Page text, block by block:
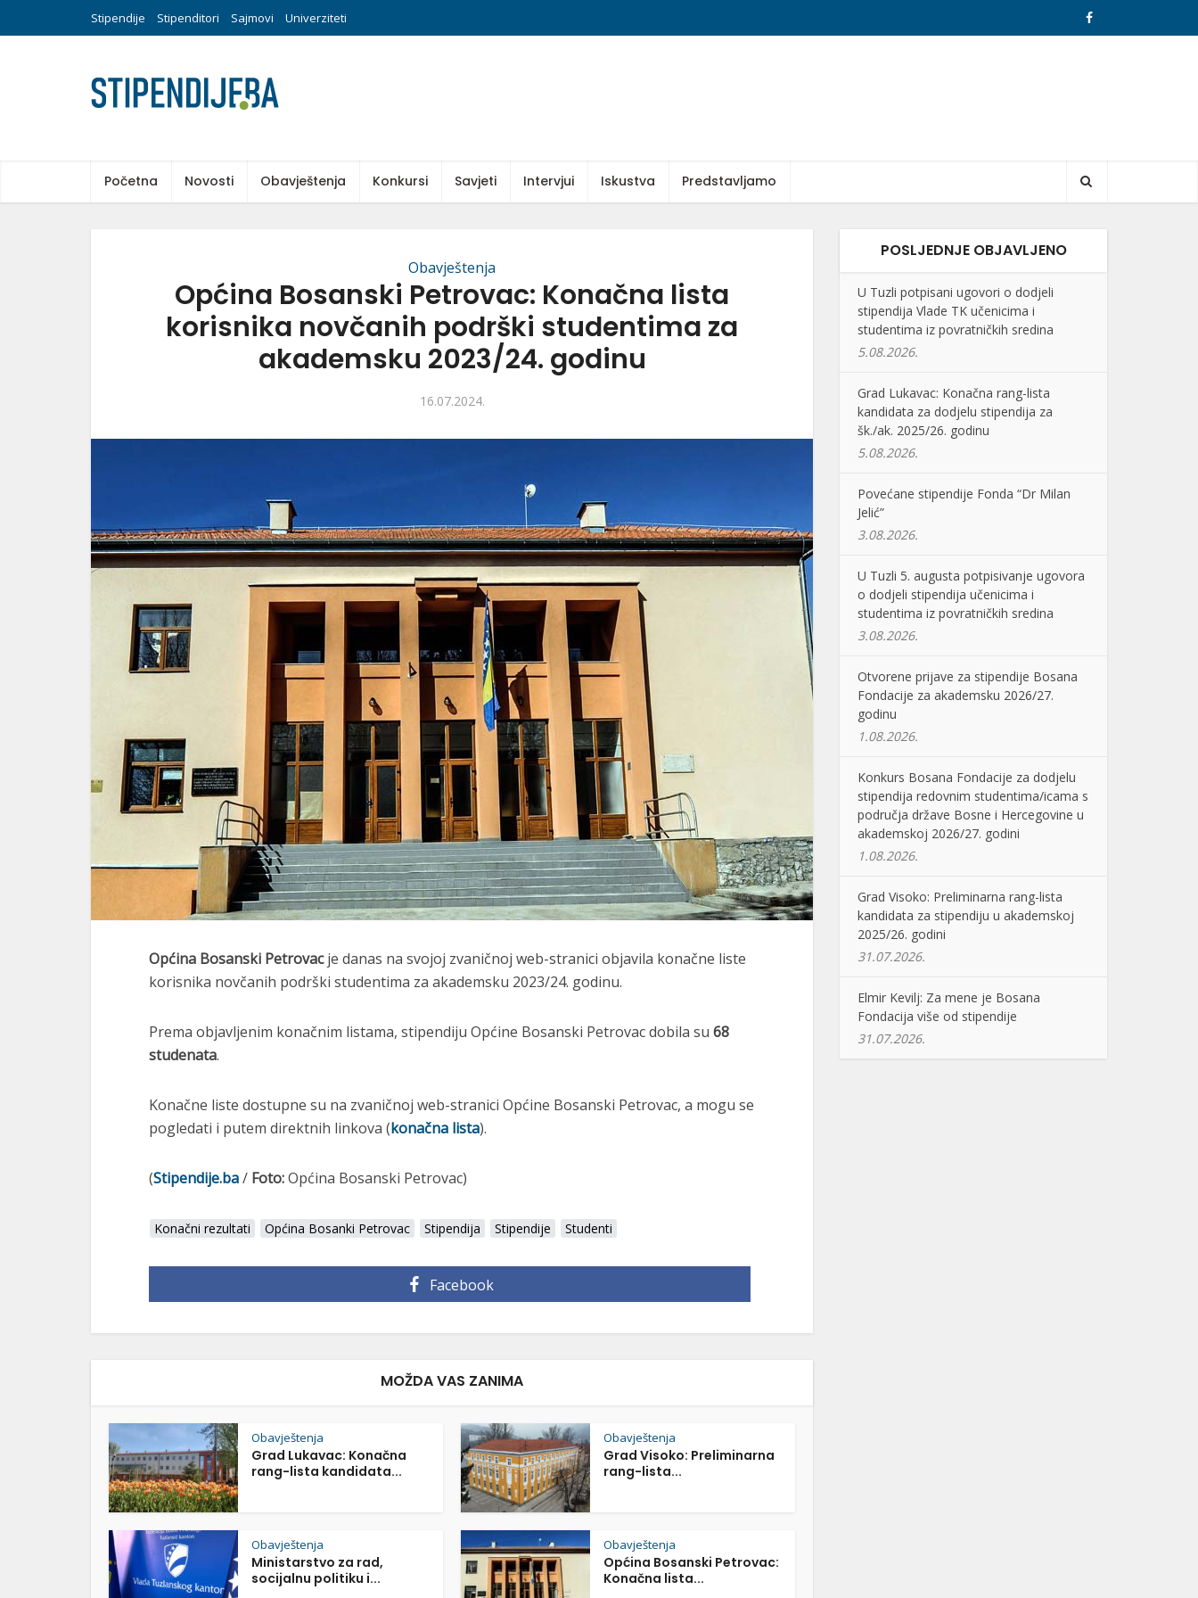
Stipendije Stipenditori Sajmovi Univerziteti
Početna Novosti Obavještenja Konkursi Savjeti Intervjui Iskustva Predstavljamo
Obavještenja
Općina Bosanski Petrovac: Konačna lista
korisnika novčanih podrški studentima za
akademsku 2023/24. godinu
16.07.2024.
Općina Bosanski Petrovacje danas na svojoj zvaničnoj web-stranici objavila konačne liste
korisnika novčanih podrški studentima za akademsku 2023/24. godinu.
Prema objavljenim konačnim listama, stipendiju Općine Bosanski Petrovac dobila su 68
studenata.
Konačne liste dostupne su na zvaničnoj web-stranici Općine Bosanski Petrovac, a mogu se
pogledati i putem direktnih linkova (konačna lista).
(Stipendije.ba/ Foto:Općina Bosanski Petrovac)
Konačni rezultati Općina Bosanki Petrovac Stipendija Stipendije Studenti
Facebook
MOŽDA VAS ZANIMA
Obavještenja
Grad Lukavac: Konačna
rang-lista kandidata...
Obavještenja
Grad Visoko: Preliminarna
rang-lista...
Obavještenja
Ministarstvo za rad,
socijalnu politiku i...
Obavještenja
Općina Bosanski Petrovac:
Konačna lista...
POSLJEDNJE OBJAVLJENO
U Tuzli potpisani ugovori o dodjeli
stipendija Vlade TK učenicima i
studentima iz povratničkih sredina
5.08.2026.
Grad Lukavac: Konačna rang-lista
kandidata za dodjelu stipendija za
šk./ak. 2025/26. godinu
5.08.2026.
Povećane stipendije Fonda “Dr Milan
Jelić”
3.08.2026.
U Tuzli 5. augusta potpisivanje ugovora
o dodjeli stipendija učenicima i
studentima iz povratničkih sredina
3.08.2026.
Otvorene prijave za stipendije Bosana
Fondacije za akademsku 2026/27.
godinu
1.08.2026.
Konkurs Bosana Fondacije za dodjelu
stipendija redovnim studentima/icama s
područja države Bosne i Hercegovine u
akademskoj 2026/27. godini
1.08.2026.
Grad Visoko: Preliminarna rang-lista
kandidata za stipendiju u akademskoj
2025/26. godini
31.07.2026.
Elmir Kevilj: Za mene je Bosana
Fondacija više od stipendije
31.07.2026.